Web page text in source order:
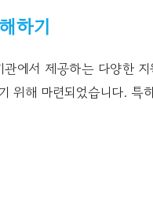
하기
에서 제공하는 다양한
위해 마련되었습니다.